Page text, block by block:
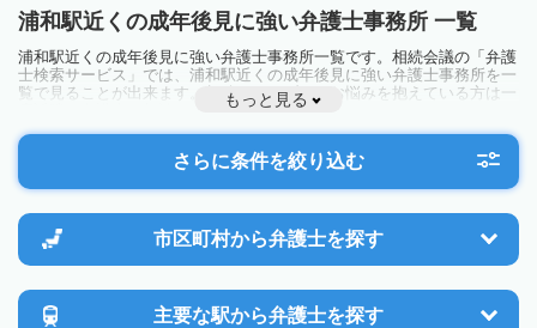
浦和駅近くの成年後見に強い弁護士事務所 一覧
浦和駅近くの成年後見に強い弁護士事務所一覧です。相続会議の「弁護
士検索サービス」では、浦和駅近くの成年後見に強い弁護士事務所を一
覧で見ることが出来ます。相続のトラブルやお悩みを抱えている方は一
度近隣の弁護士に相談してみましょう。
もっと見る
さらに条件を絞り込む
市区町村から弁護士を探す
主要な駅から弁護士を探す